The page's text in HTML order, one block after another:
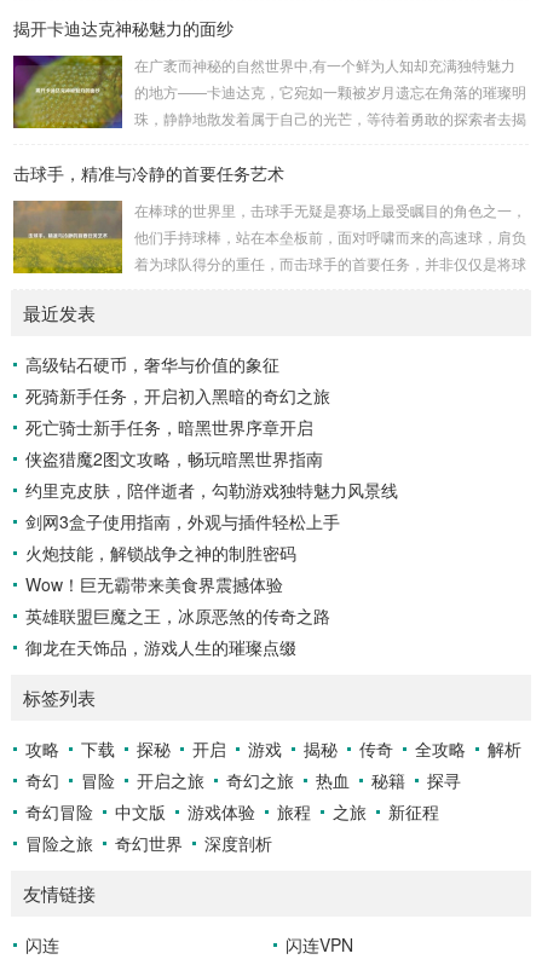
是一些别有用心的势力为了实现其不可告人的目的，秘密设立
科学研究的外衣，实则干着违背人道、危害全球的勾当。 从
历史上看,生物武器的使用曾经给人类带来过惨痛的教训，在
战争时期，某些国家就曾利用细菌、病毒...
揭开卡迪达克神秘魅力的面纱
在广袤而神秘的自然世界中,有一个鲜为人知却充满独特魅力
的地方——卡迪达克，它宛如一颗被岁月遗忘在角落的璀璨明
珠，静静地散发着属于自己的光芒，等待着勇敢的探索者去揭
复杂多样的地形地貌，高耸入云的山脉连绵起伏，像是大自然
照耀下闪耀着刺眼的银光，仿佛是大自然赐予这片土地的皇
冠，而山脚下，则是一片郁郁葱葱的森林，森林里树木种类繁
多，高大的乔木遮天蔽日，阳光只能透过枝叶的缝隙...
击球手，精准与冷静的首要任务艺术
在棒球的世界里，击球手无疑是赛场上最受瞩目的角色之一，
他们手持球棒，站在本垒板前，面对呼啸而来的高速球，肩负
着为球队得分的重任，而击球手的首要任务，并非仅仅是将球
滑球，击球手需要在极短的时间内，准确判断球的速度、方向
和落点，然后调整自己的击球动作，这不仅要求击球手具备出
色的视力和反应能力,更需要大量的训练来培养对球...
最近发表
高级钻石硬币，奢华与价值的象征
死骑新手任务，开启初入黑暗的奇幻之旅
死亡骑士新手任务，暗黑世界序章开启
侠盗猎魔2图文攻略，畅玩暗黑世界指南
约里克皮肤，陪伴逝者，勾勒游戏独特魅力风景线
剑网3盒子使用指南，外观与插件轻松上手
火炮技能，解锁战争之神的制胜密码
Wow！巨无霸带来美食界震撼体验
英雄联盟巨魔之王，冰原恶煞的传奇之路
御龙在天饰品，游戏人生的璀璨点缀
标签列表
攻略 下载 探秘 开启 游戏 揭秘 传奇 全攻略
解析
奇幻
冒险 开启之旅 奇幻之旅 热血 秘籍
探寻
奇幻冒险
中文版 游戏体验 旅程 之旅
新征程
冒险之旅
奇幻世界 深度剖析
友情链接
闪连 闪连VPN